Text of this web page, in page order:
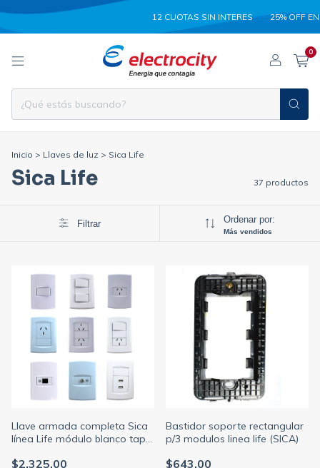
12 CUOTAS SIN INTERES 25% OFF EN
0
Inicio > Llaves de luz > Sica Life
Sica Life 37 productos
Filtrar Ordenar por:
Más vendidos
Llave armada completa Sica
línea Life módulo blanco tapa
$2.325,00
Bastidor soporte rectangular
p/3 modulos linea life (SICA)
$643,00